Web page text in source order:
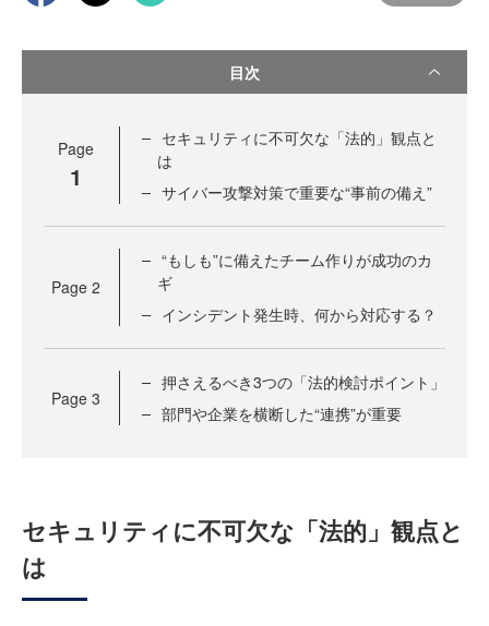
目次
Page
1
セキュリティに不可欠な「法的」観点と
は
サイバー攻撃対策で重要な“事前の備え”
Page 2
“もしも”に備えたチーム作りが成功のカ
ギ
インシデント発生時、何から対応する？
Page 3
押さえるべき3つの「法的検討ポイント」
部門や企業を横断した“連携”が重要
セキュリティに不可欠な「法的」観点と
は